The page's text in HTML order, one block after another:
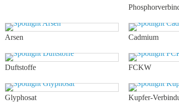
Arsen Cadmium
Duftstoffe FCKW
Glyphosat Kupfer-